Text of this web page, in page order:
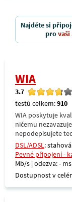
Najděte si
provaši
WIA
3.7
testů celkem:910
WIA poskytuje
ničemu
nepodepisujete
DSL/ADSL:
Pevné připojení -
Mb/s | odezva: - ms
Dostupnost v